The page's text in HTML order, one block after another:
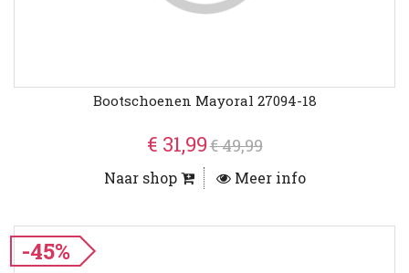
Bootschoenen Mayoral 27094-18
€ 31,99€ 49,99
Naar shop Meer info
-45%